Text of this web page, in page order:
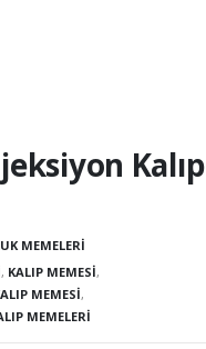
Kalıp
MEMELERI
, KALIP MEMESI,
MEMESI,
MEMELERI